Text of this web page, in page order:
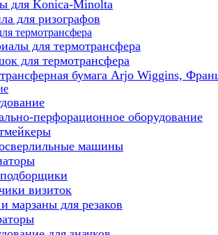
для Konica-Minolta
для ризографов
термотрансфера
для термотрансфера
для термотрансфера
бумага Arjo Wiggins,
перфорационное оборудование
машины
визиток
марзаны для резаков